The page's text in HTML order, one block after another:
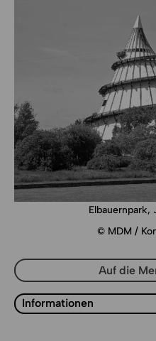
Elbauernpark,
© MDM /
Auf die
Auf die
Liste mit Sprungmarken
Informationen